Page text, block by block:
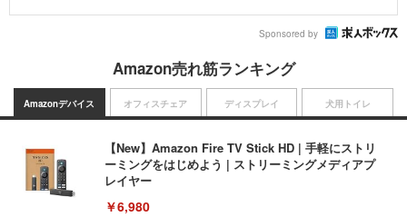
Sponsored by
Amazon売れ筋ランキング
Amazonデバイス
【New】Amazon Fire TV Stick HD | 手軽にストリ
ーミングをはじめよう | ストリーミングメディアプ
レイヤー
￥6,980
オフィスチェア ディスプレイ 犬用トイレ